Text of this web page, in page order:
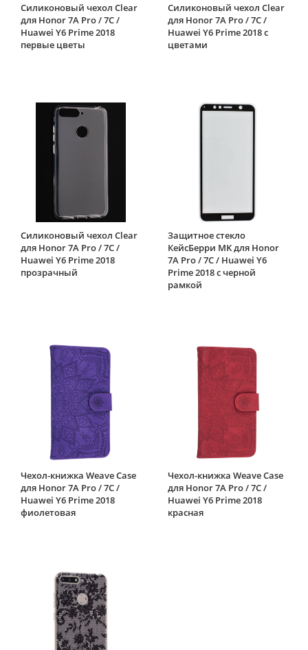
Силиконовый чехол Clear
для Honor 7A Pro / 7C /
Huawei Y6 Prime 2018
первые цветы
Силиконовый чехол Clear
для Honor 7A Pro / 7C /
Huawei Y6 Prime 2018 с
цветами
Силиконовый чехол Clear
для Honor 7A Pro / 7C /
Huawei Y6 Prime 2018
прозрачный
Защитное стекло
КейсБерри MK для Honor
7A Pro / 7C / Huawei Y6
Prime 2018 с черной
рамкой
Чехол-книжка Weave Case
для Honor 7A Pro / 7C /
Huawei Y6 Prime 2018
фиолетовая
Чехол-книжка Weave Case
для Honor 7A Pro / 7C /
Huawei Y6 Prime 2018
красная